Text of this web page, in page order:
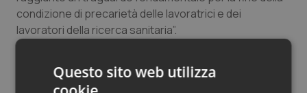
Veneto
Oncoematologia
Oncologia & Nutrizione
condizione di precarietà delle lavoratrici e dei
lavoratori della ricerca sanitaria”.
Questo sito web utilizza